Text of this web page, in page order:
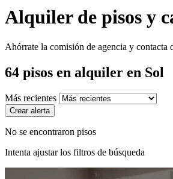
Alquiler de pisos y
Ahórrate la comisión de agencia y contacta
64 pisos en alquiler en Sol
Más recientes
Crear alerta
No se encontraron pisos
Intenta ajustar los filtros de búsqueda